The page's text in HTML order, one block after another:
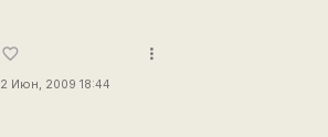
favorite_border
2 Июн, 2009 18:44
more_vert